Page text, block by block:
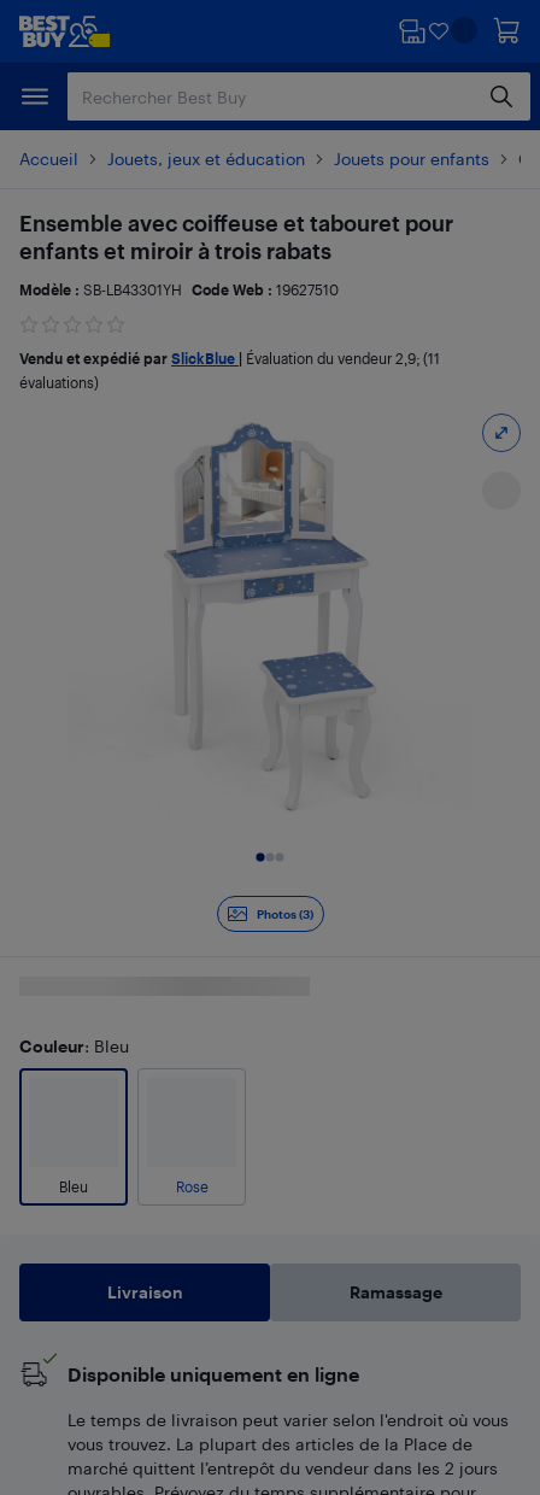
Passer
principal
Passer
Accueil Jouets, jeux et éducation Jouets pour enfants
Photos (3)
Ensemble avec coiffeuse et tabouret pour
enfants et miroir à trois rabats
Modèle : SB-LB43301YH Code Web : 19627510
Vendu et expédié par SlickBlue Évaluation du vendeur 2,9; (11
évaluations)
Couleur: Bleu
Bleu Rose
Livraison Ramassage
Disponible uniquement en ligne
Le temps de livraison peut varier selon l'endroit où vous
vous trouvez. La plupart des articles de la Place de
marché quittent l’entrepôt du vendeur dans les 2 jours